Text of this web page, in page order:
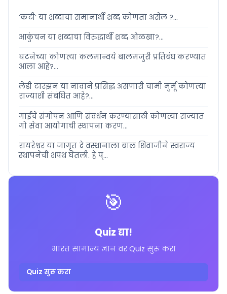
‘कटी’ या शब्दाचा समानार्थी शब्द कोणता असेल ?...
आकुंचन या शब्दाचा विरुद्धार्थी शब्द ओळखा?...
घटनेच्या कोणत्या कलमान्वये बालमजुरी प्रतिबंध करण्यात
आला आहे?...
लेडी टारझन या नावाने प्रसिद्ध असणारी चामी मुर्मू कोणत्या
राज्याशी संबंधित आहे?...
गाईंचे संगोपन आणि संवर्धन करण्यासाठी कोणत्या राज्यात
गो सेवा आयोगाची स्थापना करण...
रायरेश्वर या जागृत दे वस्थानाला बाल शिवाजीने स्वराज्य
स्थापनेची शपथ घेतली. हे प्...
🎯
Quiz द्या!
भारत सामान्य ज्ञान वर Quiz सुरू करा
Quiz सुरू करा